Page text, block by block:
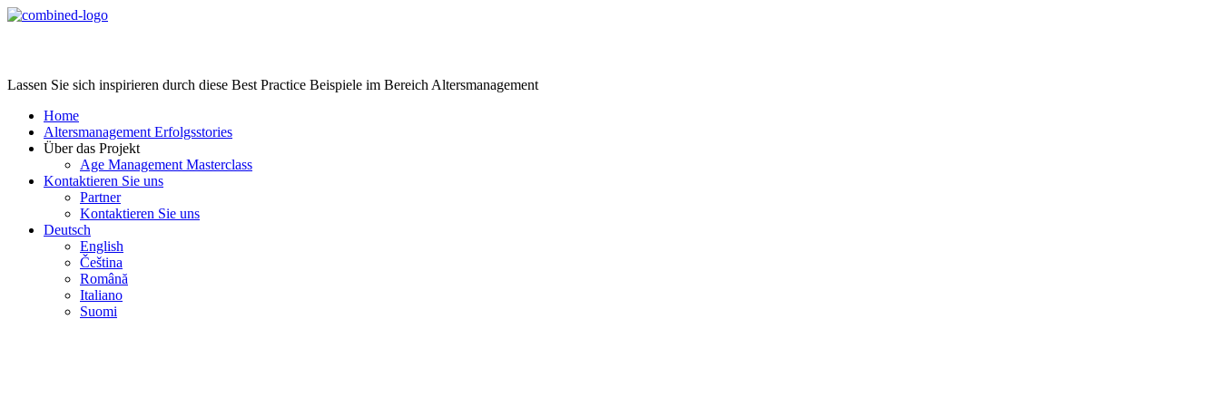
Lassen Sie sich inspirieren durch diese Best Practice Beispiele im Bereich Altersmanagement
Home
Altersmanagement Erfolgsstories
Über das Projekt
Age Management Masterclass
Kontaktieren Sie uns
Partner
Kontaktieren Sie uns
Deutsch
English
Čeština
Română
Italiano
Suomi